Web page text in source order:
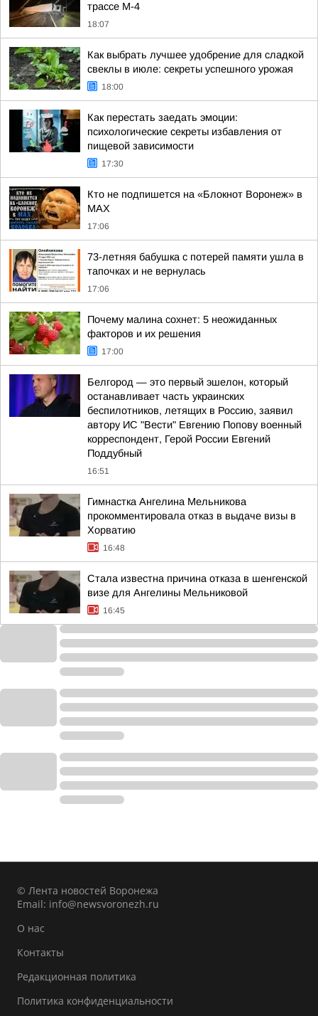
трассе М-4
18:07
Как выбрать лучшее удобрение для сладкой
свеклы в июле: секреты успешного урожая
18:00
Как перестать заедать эмоции:
психологические секреты избавления от
пищевой зависимости
17:30
Кто не подпишется на «Блокнот Воронеж» в
МАХ
17:06
73-летняя бабушка с потерей памяти ушла в
тапочках и не вернулась
17:06
Почему малина сохнет: 5 неожиданных
факторов и их решения
17:00
Белгород — это первый эшелон, который
останавливает часть украинских
беспилотников, летящих в Россию, заявил
автору ИС "Вести" Евгению Попову военный
корреспондент, Герой России Евгений
Поддубный
16:51
Гимнастка Ангелина Мельникова
прокомментировала отказ в выдаче визы в
Хорватию
16:48
Стала известна причина отказа в шенгенской
визе для Ангелины Мельниковой
16:45
© Лента новостей Воронежа
Email: info@newsvoronezh.ru
О нас
Контакты
Редакционная политика
Политика конфиденциальности